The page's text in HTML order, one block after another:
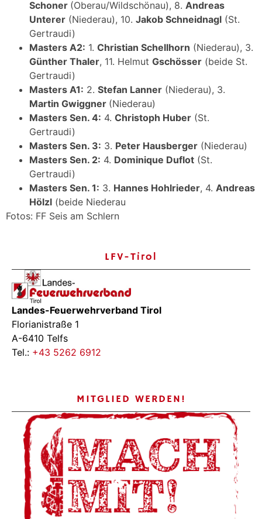
Schoner (Oberau/Wildschönau), 8. Andreas
Unterer (Niederau), 10. Jakob Schneidnagl (St.
Gertraudi)
Masters A2: 1. Christian Schellhorn (Niederau), 3.
Günther Thaler, 11. Helmut Gschösser (beide St.
Gertraudi)
Masters A1: 2. Stefan Lanner (Niederau), 3.
Martin Gwiggner (Niederau)
Masters Sen. 4: 4. Christoph Huber (St.
Gertraudi)
Masters Sen. 3: 3. Peter Hausberger (Niederau)
Masters Sen. 2: 4. Dominique Duflot (St.
Gertraudi)
Masters Sen. 1: 3. Hannes Hohlrieder, 4. Andreas
Hölzl (beide Niederau
Fotos: FF Seis am Schlern
LFV-Tirol
Landes-Feuerwehrverband Tirol
Florianistraße 1
A-6410 Telfs
Tel.: +43 5262 6912
MITGLIED WERDEN!